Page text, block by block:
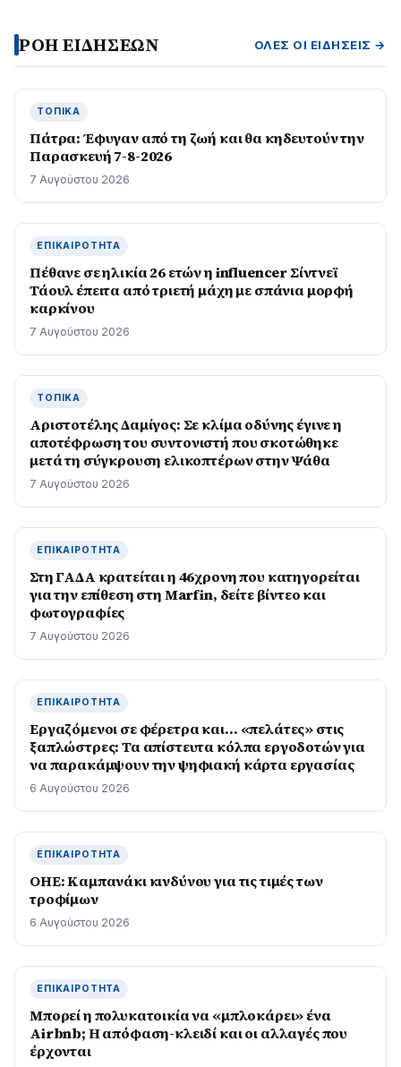
ΡΟΗ ΕΙΔΗΣΕΩΝ ΌΛΕΣ ΟΙ ΕΙΔΉΣΕΙΣ →
ΤΟΠΙΚΆ
Πάτρα: Έφυγαν από τη ζωή και θα κηδευτούν την
Παρασκευή 7-8-2026
7 Αυγούστου 2026
ΕΠΙΚΑΙΡΌΤΗΤΑ
Πέθανε σε ηλικία 26 ετών η influencer Σίντνεϊ
Τάουλ έπειτα από τριετή μάχη με σπάνια μορφή
καρκίνου
7 Αυγούστου 2026
ΤΟΠΙΚΆ
Αριστοτέλης Δαμίγος: Σε κλίμα οδύνης έγινε η
αποτέφρωση του συντονιστή που σκοτώθηκε
μετά τη σύγκρουση ελικοπτέρων στην Ψάθα
7 Αυγούστου 2026
ΕΠΙΚΑΙΡΌΤΗΤΑ
Στη ΓΑΔΑ κρατείται η 46χρονη που κατηγορείται
για την επίθεση στη Marfin, δείτε βίντεο και
φωτογραφίες
7 Αυγούστου 2026
ΕΠΙΚΑΙΡΌΤΗΤΑ
Εργαζόμενοι σε φέρετρα και… «πελάτες» στις
ξαπλώστρες: Τα απίστευτα κόλπα εργοδοτών για
να παρακάμψουν την ψηφιακή κάρτα εργασίας
6 Αυγούστου 2026
ΕΠΙΚΑΙΡΌΤΗΤΑ
ΟΗΕ: Καμπανάκι κινδύνου για τις τιμές των
τροφίμων
6 Αυγούστου 2026
ΕΠΙΚΑΙΡΌΤΗΤΑ
Μπορεί η πολυκατοικία να «μπλοκάρει» ένα
Airbnb; Η απόφαση-κλειδί και οι αλλαγές που
έρχονται